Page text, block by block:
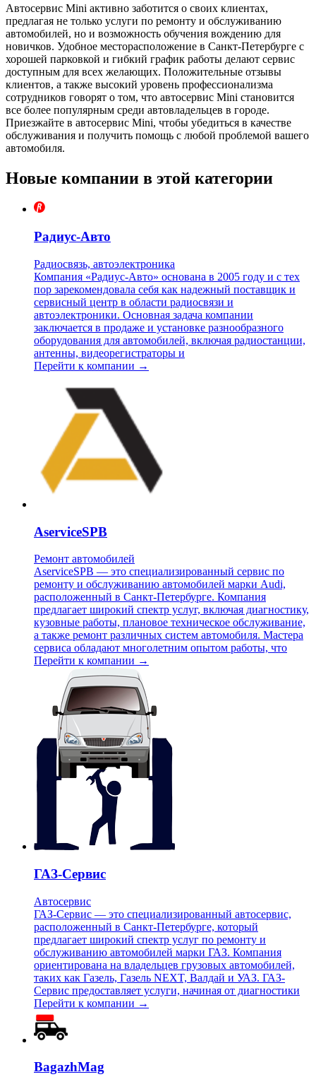
Автосервис Mini активно заботится о своих клиентах,
предлагая не только услуги по ремонту и обслуживанию
автомобилей, но и возможность обучения вождению для
новичков. Удобное месторасположение в Санкт-Петербурге с
хорошей парковкой и гибкий график работы делают сервис
доступным для всех желающих. Положительные отзывы
клиентов, а также высокий уровень профессионализма
сотрудников говорят о том, что автосервис Mini становится
все более популярным среди автовладельцев в городе.
Приезжайте в автосервис Mini, чтобы убедиться в качестве
обслуживания и получить помощь с любой проблемой вашего
автомобиля.
Новые компании в этой категории
Радиус-Авто
Радиосвязь, автоэлектроника
Компания «Радиус-Авто» основана в 2005 году и с тех
пор зарекомендовала себя как надежный поставщик и
сервисный центр в области радиосвязи и
автоэлектроники. Основная задача компании
заключается в продаже и установке разнообразного
оборудования для автомобилей, включая радиостанции,
антенны, видеорегистраторы и
Перейти к компании →
AserviceSPB
Ремонт автомобилей
AserviceSPB — это специализированный сервис по
ремонту и обслуживанию автомобилей марки Audi,
расположенный в Санкт-Петербурге. Компания
предлагает широкий спектр услуг, включая диагностику,
кузовные работы, плановое техническое обслуживание,
а также ремонт различных систем автомобиля. Мастера
сервиса обладают многолетним опытом работы, что
Перейти к компании →
ГАЗ-Сервис
Автосервис
ГАЗ-Сервис — это специализированный автосервис,
расположенный в Санкт-Петербурге, который
предлагает широкий спектр услуг по ремонту и
обслуживанию автомобилей марки ГАЗ. Компания
ориентирована на владельцев грузовых автомобилей,
таких как Газель, Газель NEXT, Валдай и УАЗ. ГАЗ-
Сервис предоставляет услуги, начиная от диагностики
Перейти к компании →
BagazhMag